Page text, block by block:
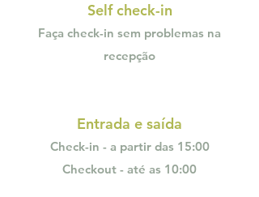
Self check-in
Faça check-in sem problemas na
recepção
Entrada e saída
Check-in - a partir das 15:00
Checkout - até as 10:00